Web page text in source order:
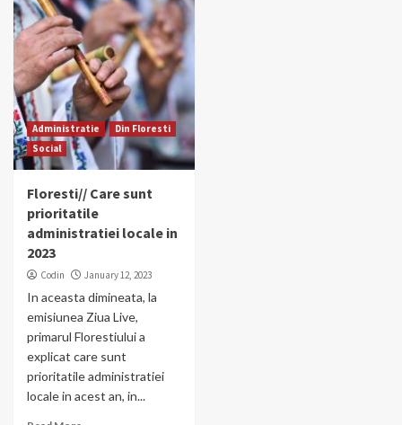
Administratie
Din Floresti
Social
Floresti// Care sunt
prioritatile
administratiei locale in
2023
Codin January 12, 2023
In aceasta dimineata, la
emisiunea Ziua Live,
primarul Florestiului a
explicat care sunt
prioritatile administratiei
locale in acest an, in...